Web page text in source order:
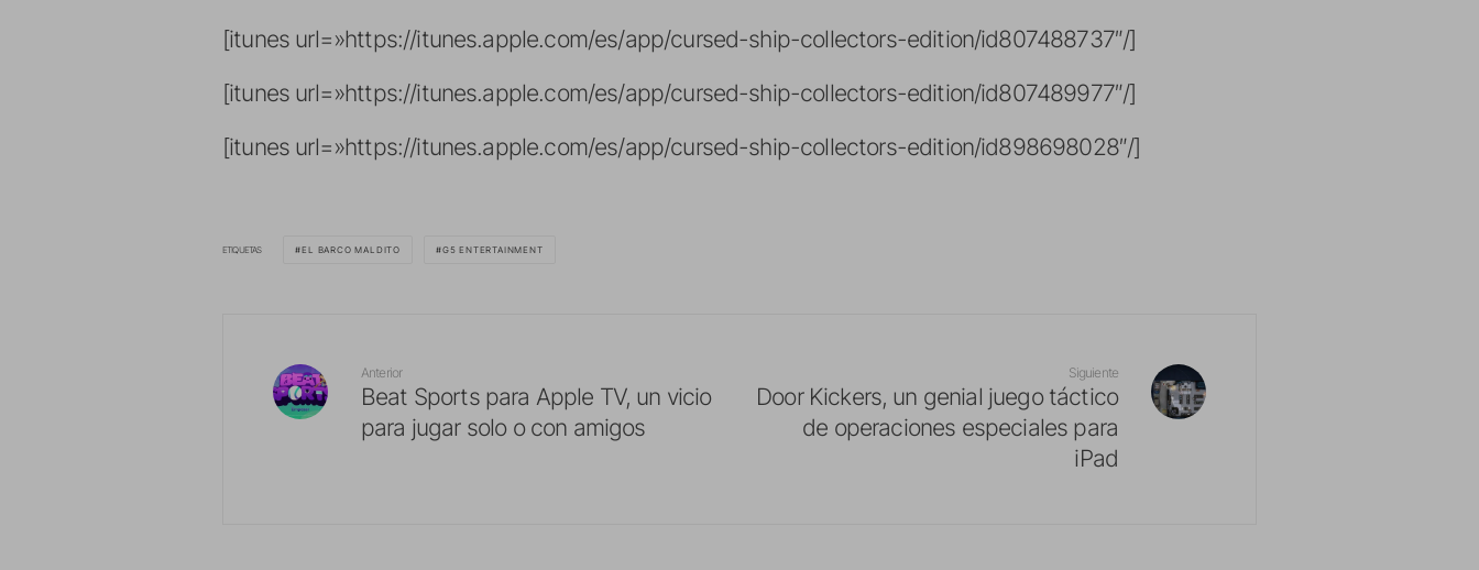
[itunes url=»https://itunes.apple.com/es/app/cursed-ship-collectors-edition/id807488737″/]
[itunes url=»https://itunes.apple.com/es/app/cursed-ship-collectors-edition/id807489977″/]
[itunes url=»https://itunes.apple.com/es/app/cursed-ship-collectors-edition/id898698028″/]
ETIQUETAS EL BARCO MALDITO G5 ENTERTAINMENT
Anterior
Beat Sports para Apple TV, un vicio
para jugar solo o con amigos
Siguiente
Door Kickers, un genial juego táctico
de operaciones especiales para
iPad